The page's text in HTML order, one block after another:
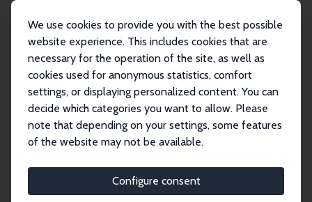
We use cookies to provide you with the best possible
website experience. This includes cookies that are
necessary for the operation of the site, as well as
cookies used for anonymous statistics, comfort
settings, or displaying personalized content. You can
decide which categories you want to allow. Please
note that depending on your settings, some features
of the website may not be available.
Configure consent
Publikationen
Zu unseren zentralen Publikationsformaten gehören
Labour. Beiträge aus anderen IZA-Reihen, die vor
2026 veröffentlicht wurden, sind weiterhin auf den